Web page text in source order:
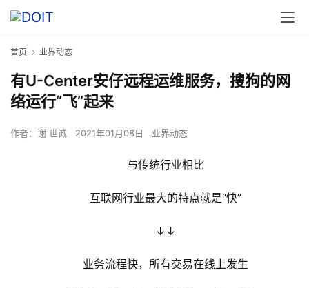
首页 业界动态
有U-Center安仔远程运维服务，搜狗的网
络运行“飞”起来
作者： 谢 世诚 2021年01月08日 业界动态
与传统行业相比
互联网行业最大的特点就是“快”
↓↓
业务流程快，所有交易在线上发生